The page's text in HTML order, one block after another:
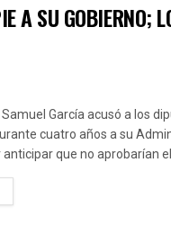
A SU GOBIERNO;
Samuel García acusó a los
cuatro años a su
que no aprobarían